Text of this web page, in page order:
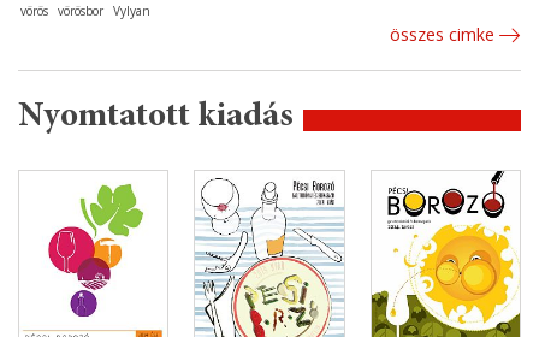
vörös vörösbor Vylyan
összes cimke
Nyomtatott kiadás